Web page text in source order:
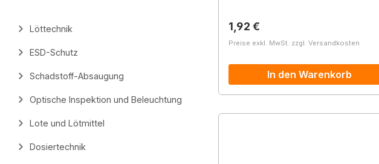
Löttechnik
ESD-Schutz
Schadstoff-Absaugung
Optische Inspektion und Beleuchtung
Lote und Lötmittel
Dosiertechnik
Regulärer Preis:
1,92 €
Preise exkl. MwSt. zzgl. Versandkosten
In den Warenkorb